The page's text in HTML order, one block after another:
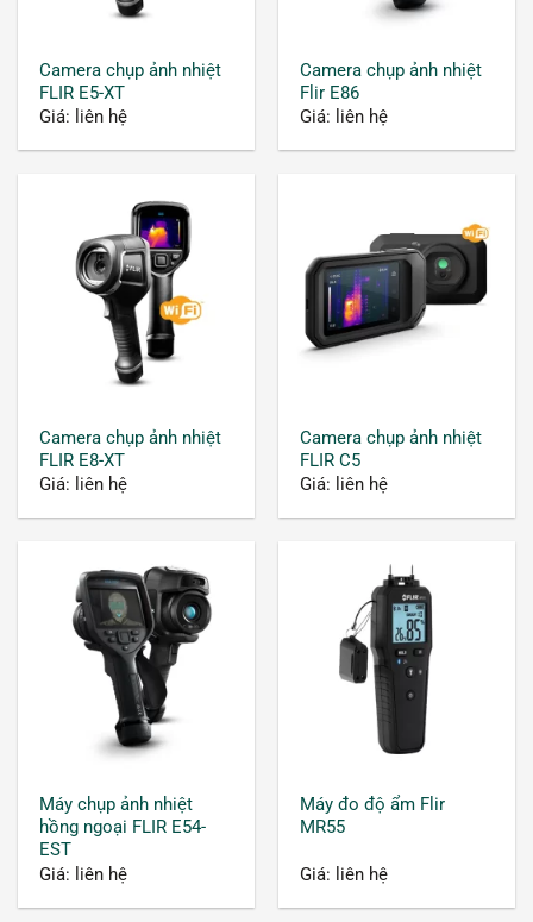
Camera chụp ảnh nhiệt
FLIR E5-XT
Giá: liên hệ
Camera chụp ảnh nhiệt
Flir E86
Giá: liên hệ
Camera chụp ảnh nhiệt
FLIR E8-XT
Giá: liên hệ
Camera chụp ảnh nhiệt
FLIR C5
Giá: liên hệ
Máy chụp ảnh nhiệt
hồng ngoại FLIR E54-
EST
Giá: liên hệ
Máy đo độ ẩm Flir
MR55
Giá: liên hệ